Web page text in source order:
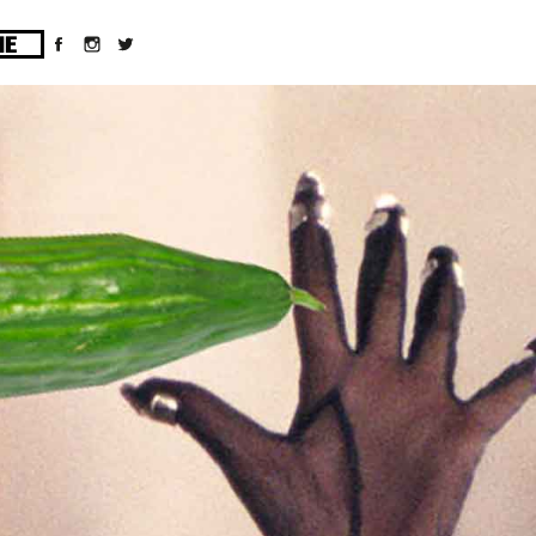
10/d43051023/htdocs/wordpress/wp-